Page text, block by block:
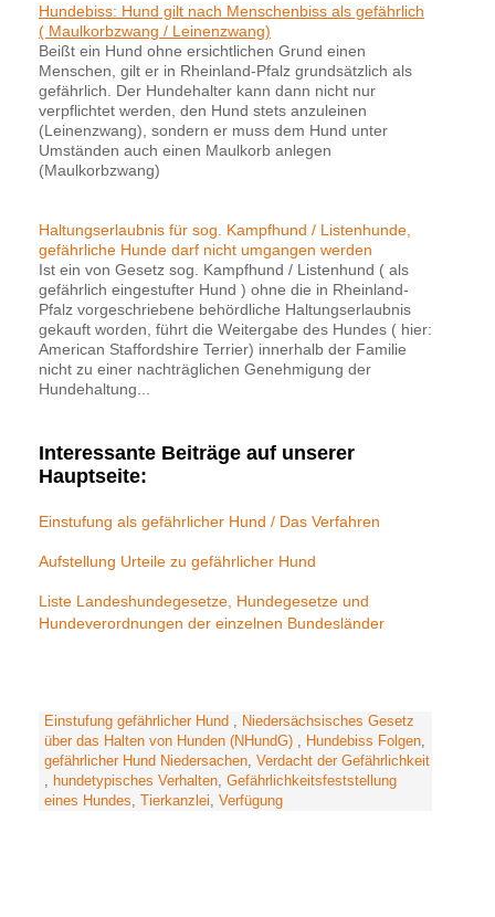
Hundebiss: Hund gilt nach Menschenbiss als gefährlich
( Maulkorbzwang / Leinenzwang)
Beißt ein Hund ohne ersichtlichen Grund einen
Menschen, gilt er in Rheinland-Pfalz grundsätzlich als
gefährlich. Der Hundehalter kann dann nicht nur
verpflichtet werden, den Hund stets anzuleinen
(Leinenzwang), sondern er muss dem Hund unter
Umständen auch einen Maulkorb anlegen
(Maulkorbzwang)
Haltungserlaubnis für sog. Kampfhund / Listenhunde,
gefährliche Hunde darf nicht umgangen werden
Ist ein von Gesetz sog. Kampfhund / Listenhund ( als
gefährlich eingestufter Hund ) ohne die in Rheinland-
Pfalz vorgeschriebene behördliche Haltungserlaubnis
gekauft worden, führt die Weitergabe des Hundes ( hier:
American Staffordshire Terrier) innerhalb der Familie
nicht zu einer nachträglichen Genehmigung der
Hundehaltung...
Interessante Beiträge auf unserer
Hauptseite:
Einstufung als gefährlicher Hund / Das Verfahren
Aufstellung Urteile zu gefährlicher Hund
Liste Landeshundegesetze, Hundegesetze und
Hundeverordnungen der einzelnen Bundesländer
Einstufung gefährlicher Hund , Niedersächsisches Gesetz
über das Halten von Hunden (NHundG) , Hundebiss Folgen,
gefährlicher Hund Niedersachen, Verdacht der Gefährlichkeit
, hundetypisches Verhalten, Gefährlichkeitsfeststellung
eines Hundes, Tierkanzlei, Verfügung